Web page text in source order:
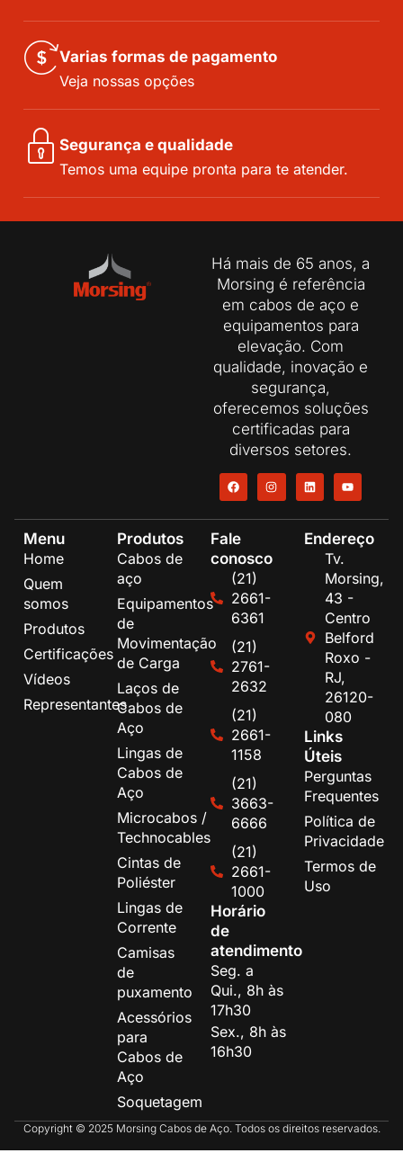
Varias formas de pagamento
Veja nossas opções
Segurança e qualidade
Temos uma equipe pronta para te atender.
Há mais de 65 anos, a
Morsing é referência
em cabos de aço e
equipamentos para
elevação. Com
qualidade, inovação e
segurança,
oferecemos soluções
certificadas para
diversos setores.
Menu
Home
Quem
somos
Produtos
Certificações
Vídeos
Representantes
Produtos
Cabos de
aço
Equipamentos
de
Movimentação
de Carga
Laços de
Cabos de
Aço
Lingas de
Cabos de
Aço
Microcabos /
Technocables
Cintas de
Poliéster
Lingas de
Corrente
Camisas
de
puxamento
Acessórios
para
Cabos de
Aço
Soquetagem
Fale
conosco
(21)
2661-
6361
(21)
2761-
2632
(21)
2661-
1158
(21)
3663-
6666
(21)
2661-
1000
Horário
de
atendimento
Seg. a
Qui., 8h às
17h30
Sex., 8h às
16h30
Endereço
Tv.
Morsing,
43 -
Centro
Belford
Roxo -
RJ,
26120-
080
Links
Úteis
Perguntas
Frequentes
Política de
Privacidade
Termos de
Uso
Copyright © 2025 Morsing Cabos de Aço. Todos os direitos reservados.